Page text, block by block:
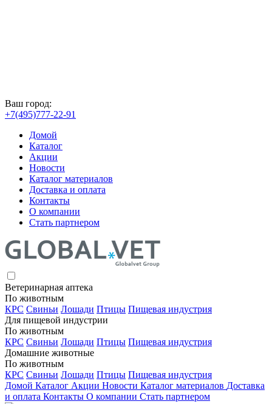
Ваш город:
+7(495)777-22-91
Домой
Каталог
Акции
Новости
Каталог материалов
Доставка и оплата
Контакты
О компании
Стать партнером
Ветеринарная аптека
По животным
КРС Свиньи Лошади Птицы Пищевая индустрия
Для пищевой индустрии
По животным
КРС Свиньи Лошади Птицы Пищевая индустрия
Домашние животные
По животным
КРС Свиньи Лошади Птицы Пищевая индустрия
Домой Каталог Акции Новости Каталог материалов Доставка
и оплата Контакты О компании Стать партнером